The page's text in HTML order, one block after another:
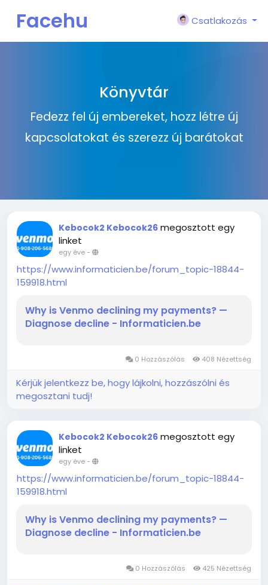
Facehu
Csatlakozás
Könyvtár
Fedezz fel új embereket, hozz létre új
kapcsolatokat és szerezz új barátokat
Kebocok2 Kebocok26 megosztott egy
linket
egy éve-
https://www.informaticien.be/forum_topic-18844-
159918.html
Why is Venmo declining my payments? —
Diagnose decline - Informaticien.be
0 Hozzászólás 408 Nézettség
Kérjük jelentkezz be, hogy lájkolni, hozzászólni és
megosztani tudj!
Kebocok2 Kebocok26 megosztott egy
linket
egy éve-
https://www.informaticien.be/forum_topic-18844-
159918.html
Why is Venmo declining my payments? —
Diagnose decline - Informaticien.be
0 Hozzászólás 425 Nézettség